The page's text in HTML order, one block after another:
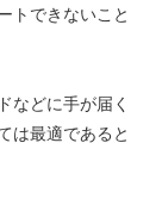
トできないこと
などに手が届く
は最適であると